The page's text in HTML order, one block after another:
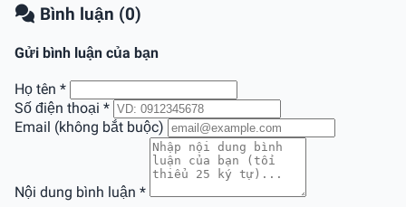
Bình luận (0)
Gửi bình luận của bạn
Họ tên *
Số điện thoại *
Email (không bắt buộc)
Nội dung bình luận *